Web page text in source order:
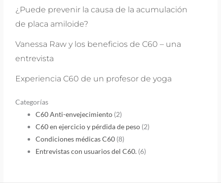
¿Puede prevenir la causa de la acumulación
de placa amiloide?
Vanessa Raw y los beneficios de C60 – una
entrevista
Experiencia C60 de un profesor de yoga
Categorías
C60 Anti-envejecimiento (2)
C60 en ejercicio y pérdida de peso (2)
Condiciones médicas C60 (8)
Entrevistas con usuarios del C60. (6)